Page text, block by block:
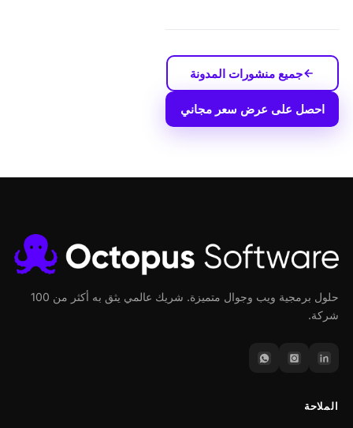
جميع منشورات المدونة
احصل على عرض سعر مجاني
حلول برمجية ويب وجوال متميزة. شريك عالمي يثق به أكثر من 100
شركة.
الملاحة